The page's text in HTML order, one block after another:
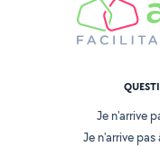
Je n'arrive
Je n'arrive